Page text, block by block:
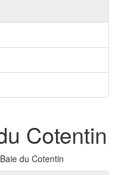
Cotentin
du Cotentin